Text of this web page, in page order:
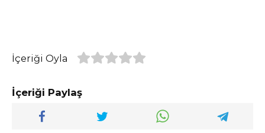
İçeriği Oyla
İçeriği Paylaş